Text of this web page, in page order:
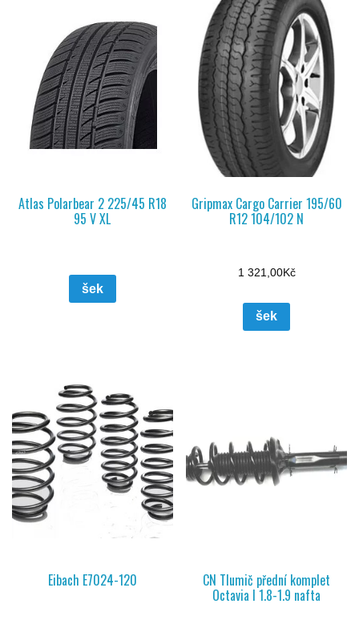
Atlas Polarbear 2 225/45 R18
95 V XL
šek
Gripmax Cargo Carrier 195/60
R12 104/102 N
1 321,00Kč
šek
Eibach E7024-120 CN Tlumič přední komplet
Octavia I 1.8-1.9 nafta